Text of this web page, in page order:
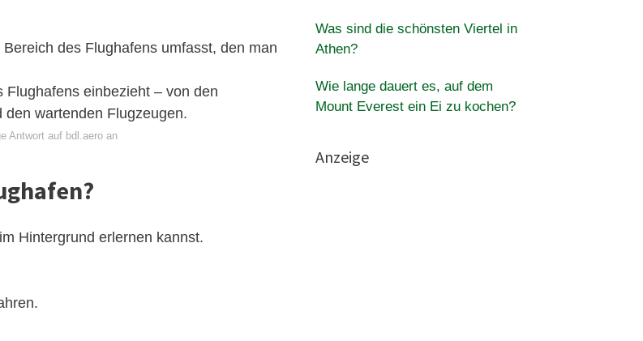
des Flughafens umfasst, den man
einbezieht – von den
wartenden Flugzeugen.
Antwort auf bdl.aero an
Hintergrund erlernen kannst.
Was sind die schönsten Viertel in
Athen?
Wie lange dauert es, auf dem
Mount Everest ein Ei zu kochen?
Anzeige